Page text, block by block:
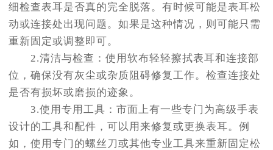
细检查表耳是否真的完全脱落。有时候可能是表耳松
动或连接处出现问题。如果是这种情况，则可能只需
重新固定或调整即可。
2.清洁与检查：使用软布轻轻擦拭表耳和连接部
位，确保没有灰尘或杂质阻碍修复工作。检查连接处
是否有损坏或磨损的迹象。
3.使用专用工具：市面上有一些专门为高级手表
设计的工具和配件，可以用来修复或更换表耳。例
如，使用专门的螺丝刀或其他专业工具来重新固定松